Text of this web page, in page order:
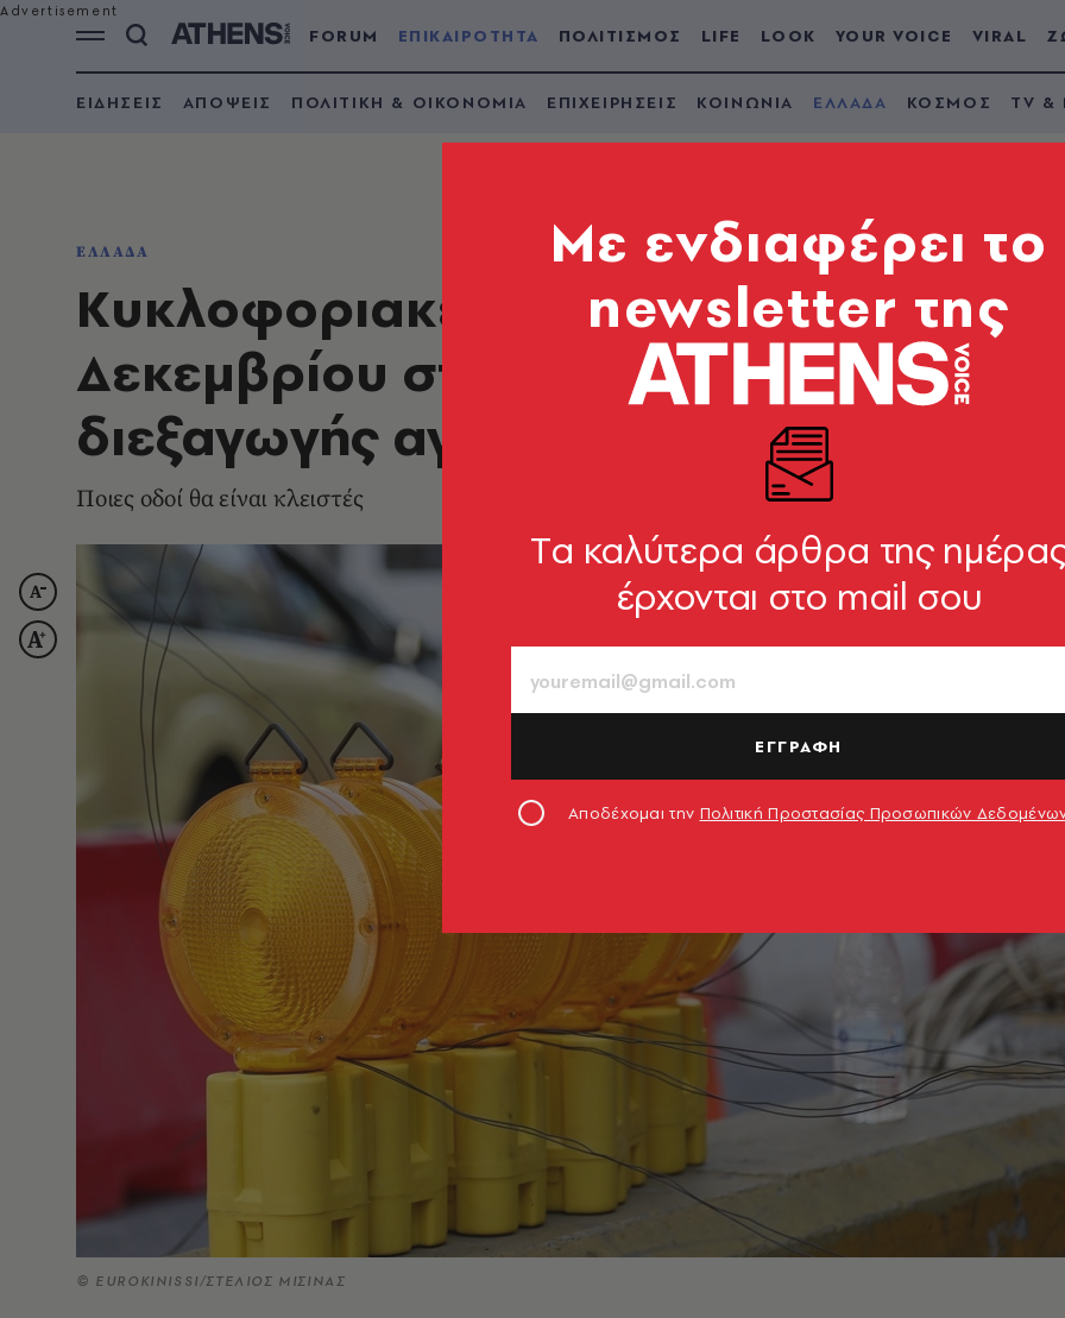
FORUM ΕΠΙΚΑΙΡΟΤΗΤΑ ΠΟΛΙΤΙΣΜΟΣ LIFE LOOK YOUR VOICE VIRAL
ΕΙΔΗΣΕΙΣ ΑΠΟΨΕΙΣ ΠΟΛΙΤΙΚΗ & ΟΙΚΟΝΟΜΙΑ ΕΠΙΧΕΙΡΗΣΕΙΣ ΚΟΙΝΩΝΙΑ ΕΛΛΑΔΑ ΚΟΣΜΟΣ TV &
ΕΛΛΑΔΑ
Kυκλοφοριακές ρυθμίσεις την
Δεκεμβρίου στο κέντρο της Αθήνας
διεξαγωγής αγώνα δρόμου
Ποιες οδοί θα είναι κλειστές
© EUROKINISSI/ΣΤΕΛΙΟΣ ΜΙΣΙΝΑΣ
Mε ενδιαφέρει το
newsletter της
Tα καλύτερα άρθρα της
έρχονται στο mail σου
ΕΓΓΡΑΦΗ
Αποδέχομαι την Πολιτική Προστασίας Προσωπικών